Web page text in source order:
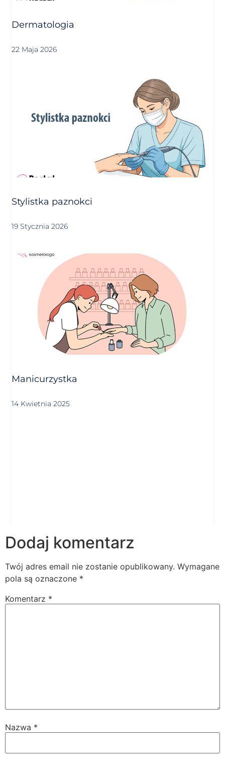
Dermatologia
22 Maja 2026
Stylistka paznokci
19 Stycznia 2026
Manicurzystka
14 Kwietnia 2025
Dodaj komentarz
Twój adres email nie zostanie opublikowany. Wymagane
pola są oznaczone *
Komentarz *
Nazwa *